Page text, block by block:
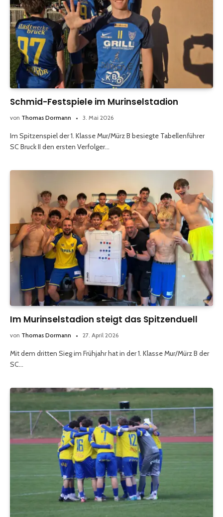
Schmid-Festspiele im Murinselstadion
von Thomas Dormann 3. Mai 2026
Im Spitzenspiel der 1. Klasse Mur/Mürz B besiegte Tabellenführer
SC Bruck II den ersten Verfolger…
Im Murinselstadion steigt das Spitzenduell
von Thomas Dormann 27. April 2026
Mit dem dritten Sieg im Frühjahr hat in der 1. Klasse Mur/Mürz B der
SC…